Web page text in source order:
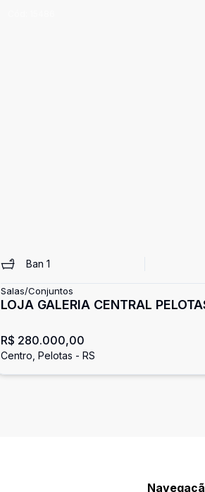
Ban 1
Salas/Conjuntos
LOJA GALERIA CENTRAL
R$ 280.000,00
Centro, Pelotas - RS